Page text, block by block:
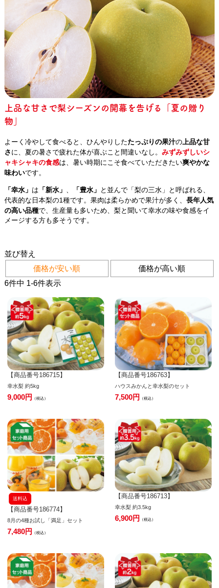
上品な甘さで梨シーズンの開幕を告げる「夏の贈り
物」
よーく冷やして食べると、ひんやりしたたっぷりの果汁の上品な甘
さ に、夏の暑さで疲れた体が喜ぶこと間違いなし。 みずみずしいシ
ャキシャキの食感は、暑い時期にこそ食べていただきたい爽やかな
味わいです。
「幸水」 は 「新水」 「豊水」 と並んで「梨の三水」と呼ばれる、
代表的な日本梨の1種です。果肉は柔らかめで果汁が多く、 長年人気
の高い品種で、生産量も多いため、梨と聞いて幸水の味や食感をイ
メージする方も多そうです。
並び替え
価格が安い順
価格が高い順
6件中 1-6件表示
【商品番号186715】
幸水梨 約5kg
9,000 税込
【商品番号186763】
ハウスみかんと幸水梨のセット
7,500 税込
送料込
【商品番号186774】
8月の4種お試し「満足」セット
7,480 税込
【商品番号186713】
幸水梨 約3.5kg
6,900 税込